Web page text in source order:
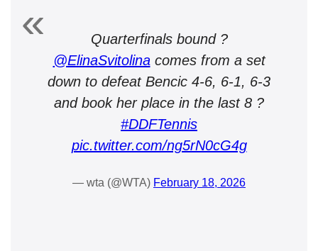
Quarterfinals bound ?
@ElinaSvitolinacomes from a set
down to defeat Bencic 4-6, 6-1, 6-3
and book her place in the last 8 ?
#DDFTennis
pic.twitter.com/ng5rN0cG4g
— wta (@WTA) February 18, 2026